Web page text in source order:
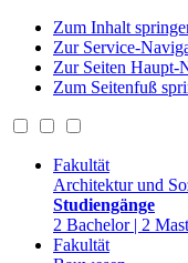
Zum Inhalt
Zur Service-
Zur Seiten Haupt-
Zum Seitenfuß
Fakultät
Architektur und
Studiengänge
2 Bachelor | 2
Fakultät